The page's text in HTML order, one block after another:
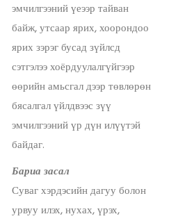
эмчилгээний үеээр тайван
байж, утсаар ярих, хоорондоо
ярих зэрэг бусад зүйлсд
сэтгэлээ хоёрдуулалгүйгээр
өөрийн амьсгал дээр төвлөрөн
бясалгал үйлдвээс зүү
эмчилгээний үр дүн илүүтэй
байдаг.
Бариа засал
Суваг хэрдэсийн дагуу болон
урвуу илэх, нухах, үрэх,